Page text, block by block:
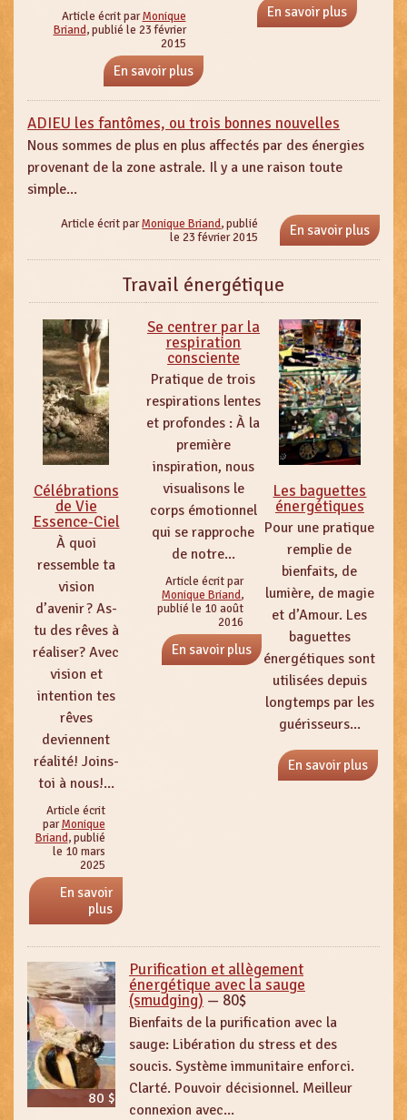
Article écrit parMonique
Briand, publié le 23 février
2015
En savoir plus
En savoir plus
ADIEU les fantômes, ou trois bonnes nouvelles
Nous sommes de plus en plus affectés par des énergies
provenant de la zone astrale. Il y a une raison toute
simple...
Article écrit parMonique Briand, publié
le 23 février 2015
En savoir plus
Travail énergétique
Célébrations
de Vie
Essence-Ciel
À quoi
ressemble ta
vision
d’avenir ? As-
tu des rêves à
réaliser? Avec
vision et
intention tes
rêves
deviennent
réalité! Joins-
toi à nous!...
Article écrit
parMonique
Briand, publié
le 10 mars
2025
En savoir
plus
Se centrer par la
respiration
consciente
Pratique de trois
respirations lentes
et profondes : À la
première
inspiration, nous
visualisons le
corps émotionnel
qui se rapproche
de notre...
Article écrit par
Monique Briand,
publié le 10 août
2016
En savoir plus
Les baguettes
énergétiques
Pour une pratique
remplie de
bienfaits, de
lumière, de magie
et d’Amour. Les
baguettes
énergétiques sont
utilisées depuis
longtemps par les
guérisseurs...
En savoir plus
80 $
Purification et allègement
énergétique avec la sauge
(smudging) — 80$
Bienfaits de la purification avec la
sauge: Libération du stress et des
soucis. Système immunitaire enforci.
Clarté. Pouvoir décisionnel. Meilleur
connexion avec...